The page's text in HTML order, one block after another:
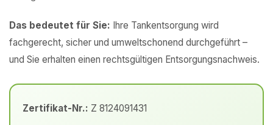
Das bedeutet für Sie: Ihre Tankentsorgung wird
fachgerecht, sicher und umweltschonend durchgeführt –
und Sie erhalten einen rechtsgültigen Entsorgungsnachweis.
Zertifikat-Nr.: Z 8124091431